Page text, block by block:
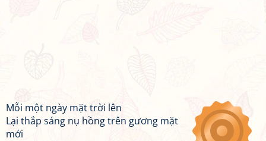
Mỗi một ngày mặt trời lên
Lại thắp sáng nụ hồng trên gương mặt
mới